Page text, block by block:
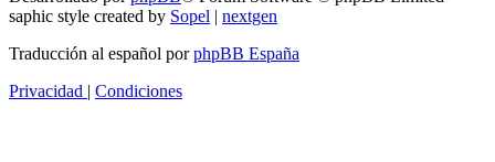
saphic style created by Sopel | nextgen
Traducción al español porphpBB España
Privacidad | Condiciones